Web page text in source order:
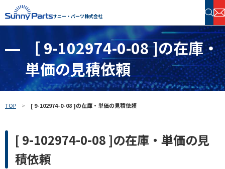
サニー・パーツ株式会社
半導体・電子部品 在庫検索
フリーワードで探す
［ 9-102974-0-08 ]の在庫・
単価の見積依頼
TOP [ 9-102974-0-08 ]の在庫・単価の見積依頼
[ 9-102974-0-08 ]の在庫・単価の見
積依頼